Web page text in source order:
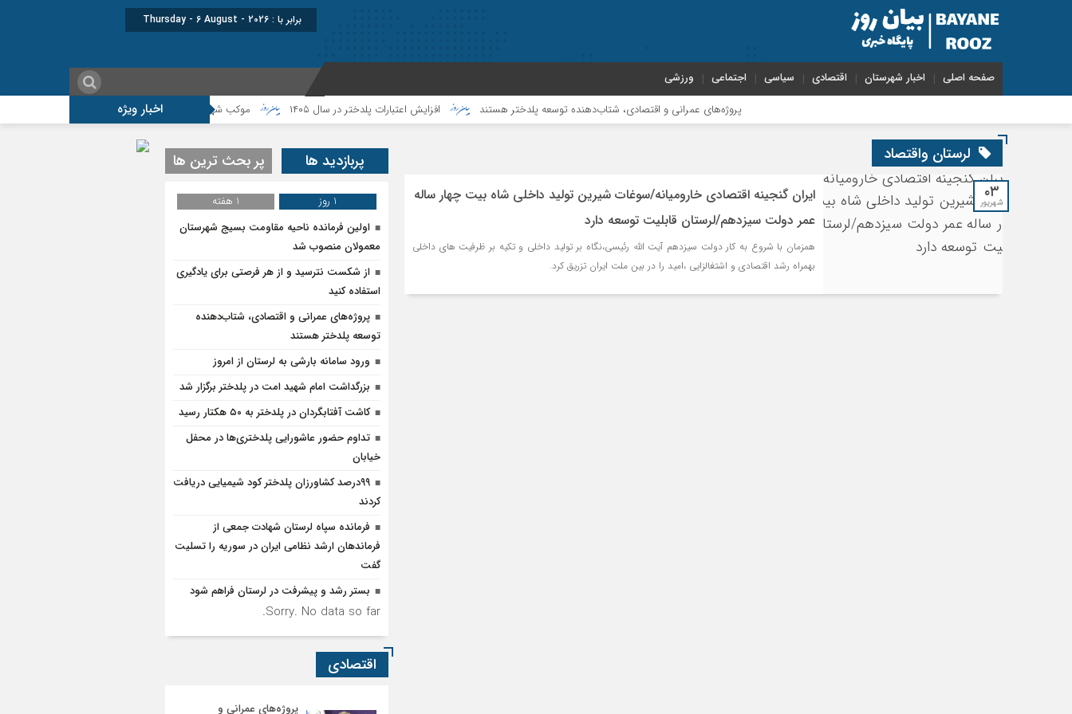
برابر با : Thursday - 6 August - 2026
صفحه اصلی اخبار شهرستان اقتصادی سیاسی اجتماعی ورزشی
اخبار ویژه پروژه‌های عمرانی و اقتصادی، شتاب‌دهنده توسعه پلدختر هستند افزایش اعتبارات پلدختر در سال ۱۴۰۵ موکب شهید شکارچی سراب حمام ؛از تشییع امام شهید تا میزبانی
لرستان واقتصاد
۰۳
شهریور
ایران گنجینه اقتصادی خارومیانه/سوغات شیرین تولید داخلی شاه بیت چهار ساله
عمر دولت سیزدهم/لرستان قابلیت توسعه دارد
همزمان با شروع به کار دولت سیزدهم آیت الله رئیسی،نگاه بر تولید داخلی و تکیه بر ظرفیت های داخلی
بهمراه رشد اقتصادی و اشتغالزایی ،امید را در بین ملت ایران تزریق کرد.
پربازدید ها پر بحث ترین ها
1 روز
1 هفته
اولین فرمانده ناحیه مقاومت بسیج شهرستان
معمولان منصوب شد
از شکست نترسید و از هر فرصتی برای یادگیری
استفاده کنید
پروژه‌های عمرانی و اقتصادی، شتاب‌دهنده
توسعه پلدختر هستند
ورود سامانه بارشی به لرستان از امروز
بزرگداشت امام شهید امت در پلدختر برگزار شد
کاشت آفتابگردان در پلدختر به ۵۰ هکتار رسید
تداوم حضور عاشورایی پلدختری‌ها در محفل
خیابان
۹۹درصد کشاورزان پلدختر کود شیمیایی دریافت
کردند
فرمانده سپاه لرستان شهادت جمعی از
فرماندهان ارشد نظامی ایران در سوریه را تسلیت
گفت
بستر رشد و پیشرفت در لرستان فراهم شود
Sorry. No data so far.
اقتصادی
پروژه‌های عمرانی و